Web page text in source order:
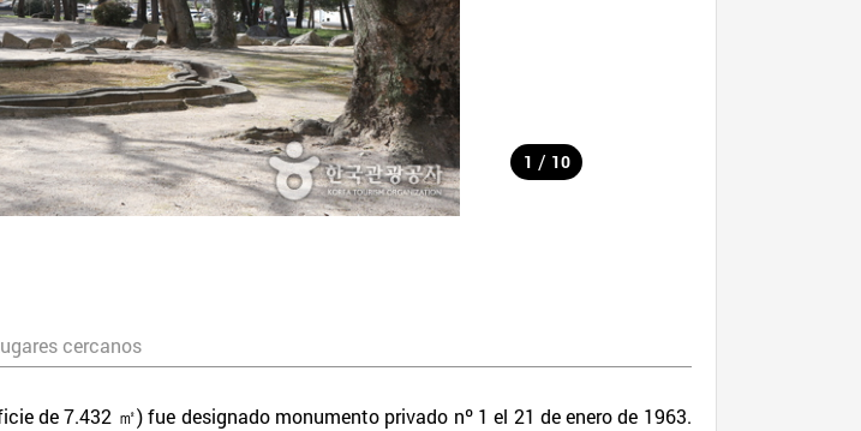
1 / 10
cercanos
de 7.432 ㎡) fue designado monumento privado nº 1 el 21 de enero de 1963.